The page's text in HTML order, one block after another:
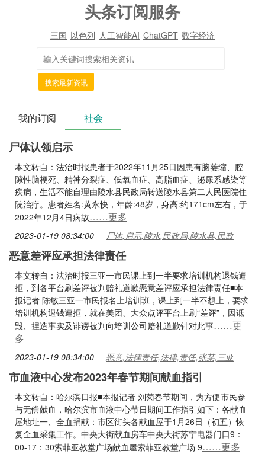
头条订阅服务
三国 以色列 人工智能AI ChatGPT 数字经济
搜索最新资讯
我的订阅 社会
尸体认领启示
本文转自：法治时报患者于2022年11月25日因患有脑萎缩、腔
隙性脑梗死、精神分裂症、低氧血症、高脂血症、泌尿系感染等
疾病，生活不能自理由陵水县民政局转送陵水县第二人民医院住
院治疗。患者姓名:黄永快，年龄:48岁，身高:约171cm左右，于
2022年12月4日病故……更多
2023-01-19 08:34:00 尸体,启示,陵水,民政局,陵水县,民政
恶意差评应承担法律责任
本文转自：法治时报三亚一市民课上到一半要求培训机构退钱遭
拒，到各平台刷差评被判赔礼道歉恶意差评应承担法律责任■本
报记者 陈敏三亚一市民报名上培训班，课上到一半不想上，要求
培训机构退钱遭拒，就在美团、大众点评平台上刷“差评”，因诋
毁、捏造事实及诽谤被判向培训公司赔礼道歉针对此事……更
多
2023-01-19 08:34:00 恶意,法律责任,法律,责任,张某,三亚
市血液中心发布2023年春节期间献血指引
本文转自：哈尔滨日报■本报记者 刘菊春节期间，为方便市民参
与无偿献血，哈尔滨市血液中心节日期间工作指引如下：各献血
屋地址一、全血捐献：市区街头各献血屋于1月26日（初五）恢
复全血采集工作。中央大街献血房车中央大街苏宁电器门口9：
00-17：30索菲亚教堂广场献血屋索菲亚教堂广场 9……更多